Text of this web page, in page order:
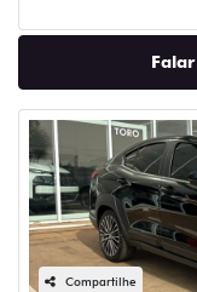
Compartilhe